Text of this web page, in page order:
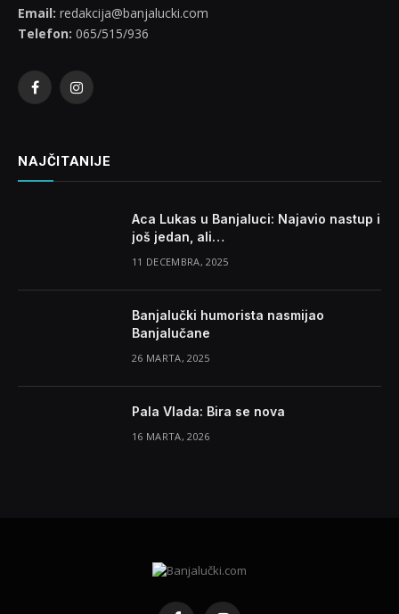
Email: redakcija@banjalucki.com
Telefon: 065/515/936
FacebookInstagram
NAJČITANIJE
Aca Lukas u Banjaluci: Najavio nastup i
još jedan, ali…
11 DECEMBRA, 2025
Banjalučki humorista nasmijao
Banjalučane
26 MARTA, 2025
Pala Vlada: Bira se nova
16 MARTA, 2026